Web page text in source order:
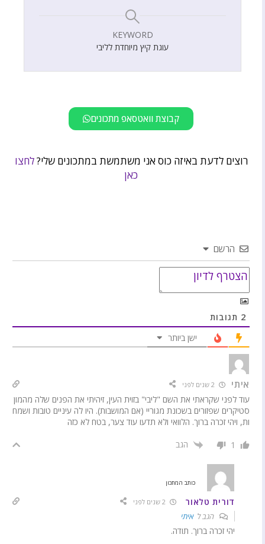
KEYWORD
עוגת קיץ מיוחדת לליבי
קבוצת וואטסאפ מתכונים
רוצים לדעת באיזה כוס אני משתמשת במתכונים שלי?לחצו
כאן
הרשם
2 תגובות
ישן ביותר
איתי
עוד לפני שקראתי את השם "ליבי" בזוית העין, זיהיתי את הפנים שלה מהמון
סטיקרים שפזורים בשכונת מגוריי (אם המושבות). היו לה עיניים טובות ושמח
ות, ויהי זכרה ברוך. הלוואי ולא תדעו עוד צער, בטח לא כזה
1 הגב
כותב המתכון
דורית טלאור
הגב לאיתי
יהי זכרה ברוך. תודה.